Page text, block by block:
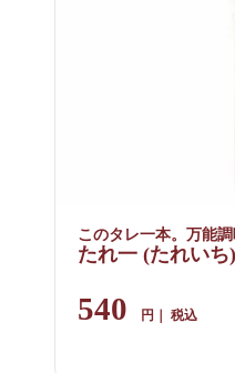
このタレ一本。万能
たれ一 (たれいち)
540 税込